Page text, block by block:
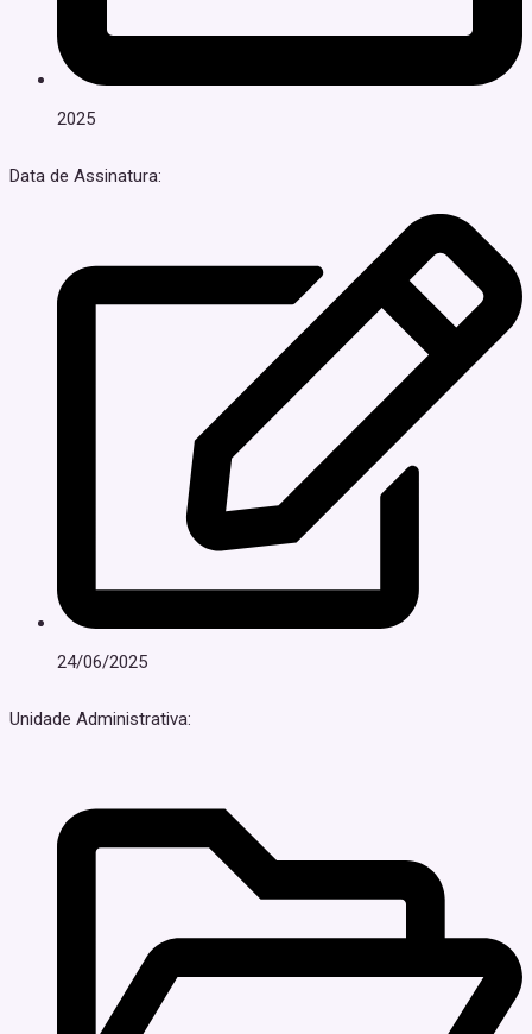
2025
Data de Assinatura:
24/06/2025
Unidade Administrativa: